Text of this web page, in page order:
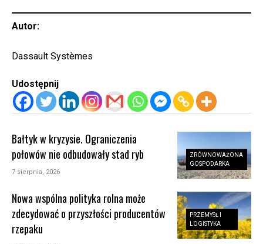
Autor:
Dassault Systèmes
Udostępnij
ZRÓWNOWAŻONA
GOSPODARKA
Bałtyk w kryzysie. Ograniczenia
połowów nie odbudowały stad ryb
7 sierpnia, 2026
PRZEMYSŁ I
LOGISTYKA
Nowa wspólna polityka rolna może
zdecydować o przyszłości producentów
rzepaku